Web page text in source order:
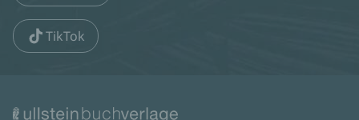
TikTok